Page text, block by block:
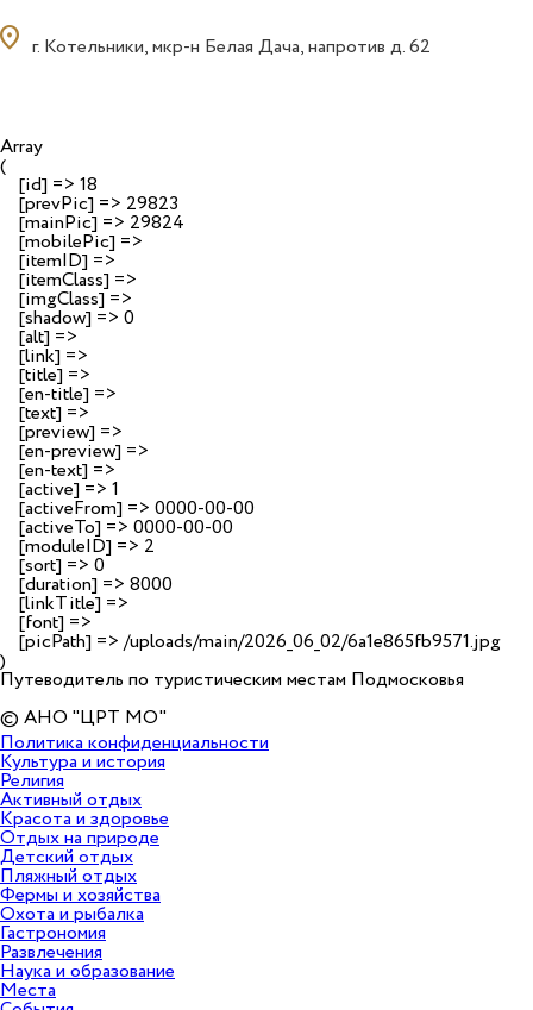
г. Котельники, мкр-н Белая Дача, напротив д. 62
Array
(
    [id] => 18
    [prevPic] => 29823
    [mainPic] => 29824
    [mobilePic] =>
    [itemID] =>
    [itemClass] =>
    [imgClass] =>
    [shadow] => 0
    [alt] =>
    [link] =>
    [title] =>
    [en-title] =>
    [text] =>
    [preview] =>
    [en-preview] =>
    [en-text] =>
    [active] => 1
    [activeFrom] => 0000-00-00
    [activeTo] => 0000-00-00
    [moduleID] => 2
    [sort] => 0
    [duration] => 8000
    [linkTitle] =>
    [font] =>
    [picPath] => /uploads/main/2026_06_02/6a1e865fb9571.jpg
Путеводитель по туристическим местам Подмосковья
© АНО "ЦРТ МО"
Политика конфиденциальности
Культура и история
Религия
Активный отдых
Красота и здоровье
Отдых на природе
Детский отдых
Пляжный отдых
Фермы и хозяйства
Охота и рыбалка
Гастрономия
Развлечения
Наука и образование
Места